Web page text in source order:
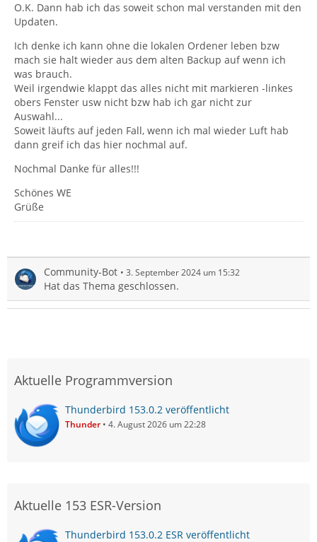
O.K. Dann hab ich das soweit schon mal verstanden mit den
Updaten.
Ich denke ich kann ohne die lokalen Ordener leben bzw
mach sie halt wieder aus dem alten Backup auf wenn ich
was brauch.
Weil irgendwie klappt das alles nicht mit markieren -linkes
obers Fenster usw nicht bzw hab ich gar nicht zur
Auswahl...
Soweit läufts auf jeden Fall, wenn ich mal wieder Luft hab
dann greif ich das hier nochmal auf.
Nochmal Danke für alles!!!
Schönes WE
Grüße
Community-Bot 3. September 2024 um 15:32
Hat das Thema geschlossen.
Aktuelle Programmversion
Thunderbird 153.0.2 veröffentlicht
Thunder 4. August 2026 um 22:28
Aktuelle 153 ESR-Version
Thunderbird 153.0.2 ESR veröffentlicht